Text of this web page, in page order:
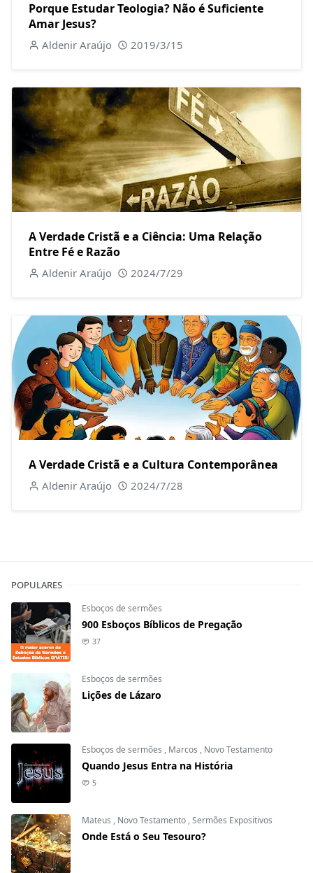
Porque Estudar Teologia? Não é Suficiente
Amar Jesus?
Aldenir Araújo 2019/3/15
A Verdade Cristã e a Ciência: Uma Relação
Entre Fé e Razão
Aldenir Araújo 2024/7/29
A Verdade Cristã e a Cultura Contemporânea
Aldenir Araújo 2024/7/28
POPULARES
Esboços de sermões
900 Esboços Bíblicos de Pregação
37
Esboços de sermões
Lições de Lázaro
Esboços de sermões , Marcos , Novo Testamento
Quando Jesus Entra na História
5
Mateus , Novo Testamento ,Sermões Expositivos
Onde Está o Seu Tesouro?